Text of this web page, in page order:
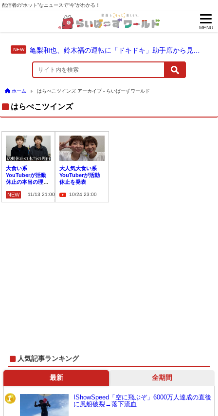
配信者の“ホット”なニュースで“今”がわかる！
MENU
ホーム はらぺこツインズ アーカイブ - らいばーずワールド
はらぺこツインズ
大食い系
YouTuberが活動
休止の本当の理由
NEW
11/13 21:00
大人気大食い系
YouTuberが活動
休止を発表
10/24 23:00
人気記事ランキング
最新 全期間
1
IShowSpeed「空に飛ぶぞ」6000万人達成の直後
に風船破裂→落下流血